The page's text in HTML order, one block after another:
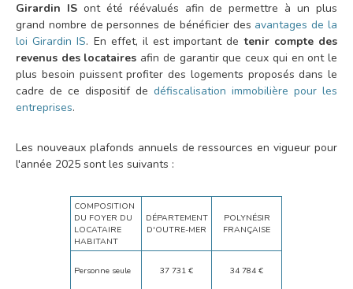
Girardin ISont été réévalués afin de permettre à un plus
grand nombre de personnes de bénéficier des avantages de la
loi Girardin IS. En effet, il est important detenir compte des
revenus des locataires afin de garantir que ceux qui en ont le
plus besoin puissent profiter des logements proposés dans le
cadre de ce dispositif de défiscalisation immobilière pour les
entreprises.
Les nouveaux plafonds annuels de ressources en vigueur pour
l'année 2025 sont les suivants :
COMPOSITION
DU FOYER DU
LOCATAIRE
HABITANT
DÉPARTEMENT
D'OUTRE-MER
POLYNÉSIR
FRANÇAISE
Personne seule 37 731 € 34 784 €